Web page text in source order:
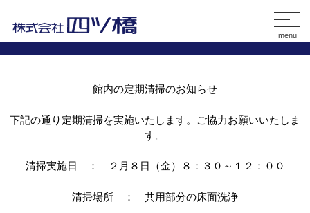
menu
館内の定期清掃のお知らせ
下記の通り定期清掃を実施いたします。ご協力お願いいたしま
す。
清掃実施日 ： ２月８日（金）８：３０～１２：００
清掃場所 ： 共用部分の床面洗浄